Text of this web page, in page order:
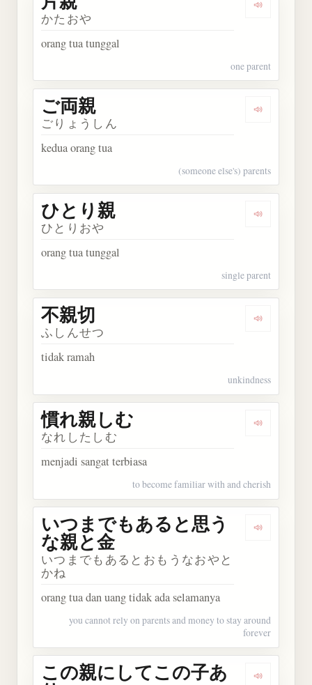
Dengarkan
かたおや
orang tua tunggal
one parent
Dengarkan
ご両親
ごりょうしん
kedua orang tua
(someone else's) parents
Dengarkan
ひとり親
ひとりおや
orang tua tunggal
single parent
Dengarkan
不親切
ふしんせつ
tidak ramah
unkindness
Dengarkan
慣れ親しむ
なれしたしむ
menjadi sangat terbiasa
to become familiar with and cherish
いつまでもあると思う
な親と金
いつまでもあるとおもうなおやと
かね
orang tua dan uang tidak ada selamanya
you cannot rely on parents and money to stay around
forever
この親にしてこの子あ